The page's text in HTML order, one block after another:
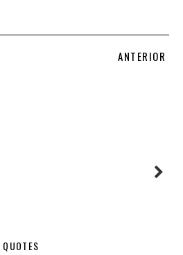
ANTERIOR
QUOTES